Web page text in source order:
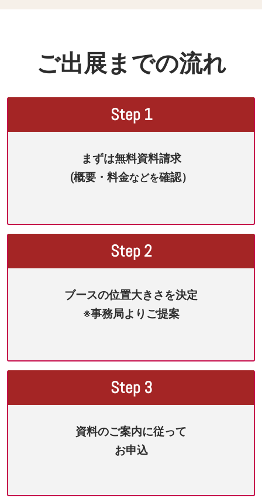
ご出展までの流れ
Step 1
まずは無料資料請求
(概要・料金などを確認）
Step 2
ブースの位置大きさを決定
※事務局よりご提案
Step 3
資料のご案内に従って
お申込